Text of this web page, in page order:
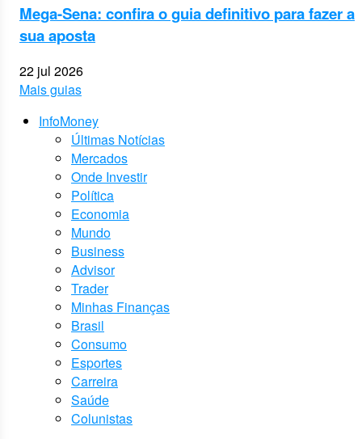
Mega-Sena: confira o guia definitivo para fazer a
sua aposta
22 jul 2026
Mais guias
InfoMoney
Últimas Notícias
Mercados
Onde Investir
Política
Economia
Mundo
Business
Advisor
Trader
Minhas Finanças
Brasil
Consumo
Esportes
Carreira
Saúde
Colunistas